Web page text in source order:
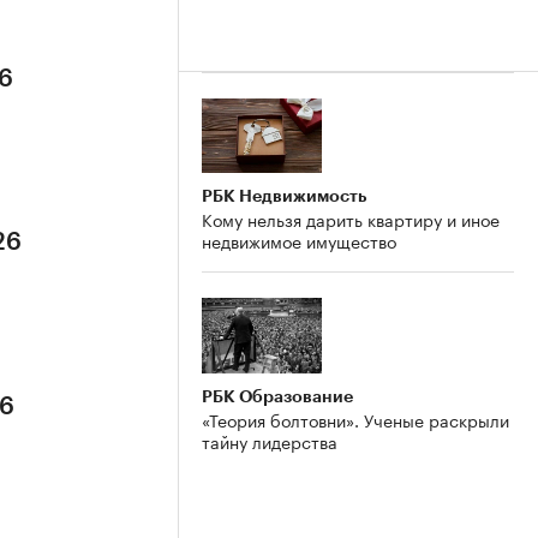
РБК Недвижимость
Кому нельзя дарить квартиру и иное
недвижимое имущество
РБК Образование
«Теория болтовни». Ученые раскрыли
тайну лидерства